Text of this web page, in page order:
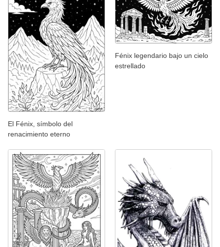
El Fénix, símbolo del
renacimiento eterno
Fénix legendario bajo un cielo
estrellado